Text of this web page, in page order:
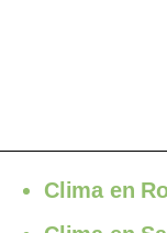
Clima en